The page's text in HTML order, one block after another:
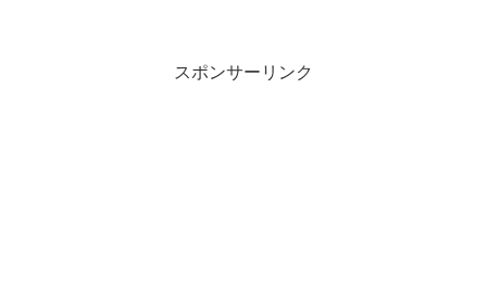
スポンサーリンク